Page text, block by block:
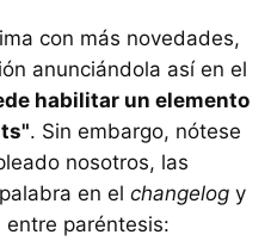
con más novedades,
anunciándola así en el
habilitar un elemento
. Sin embargo, nótese
nosotros, las
en el changelog y
entre paréntesis: